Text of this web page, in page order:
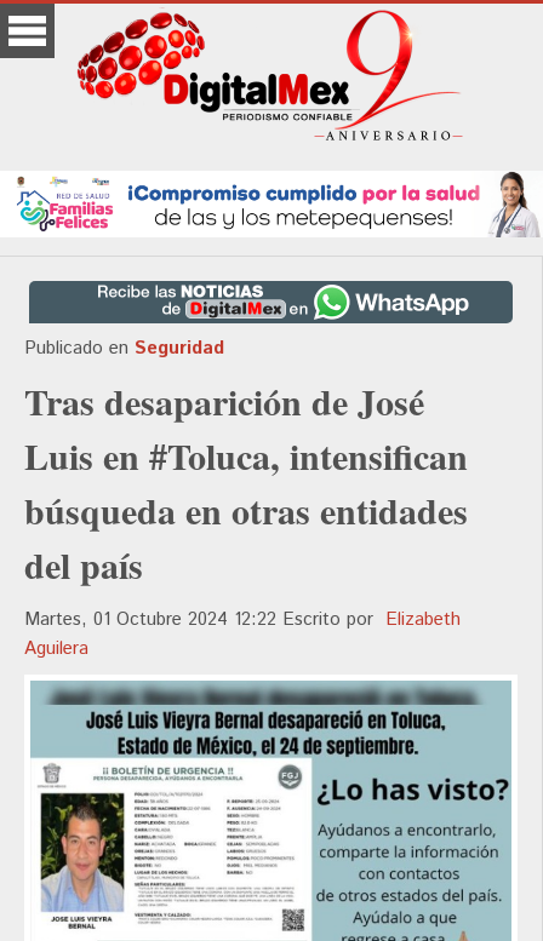
Publicado en Seguridad
Tras desaparición de José
Luis en #Toluca, intensifican
búsqueda en otras entidades
del país
Martes, 01 Octubre 2024 12:22 Escrito por Elizabeth
Aguilera